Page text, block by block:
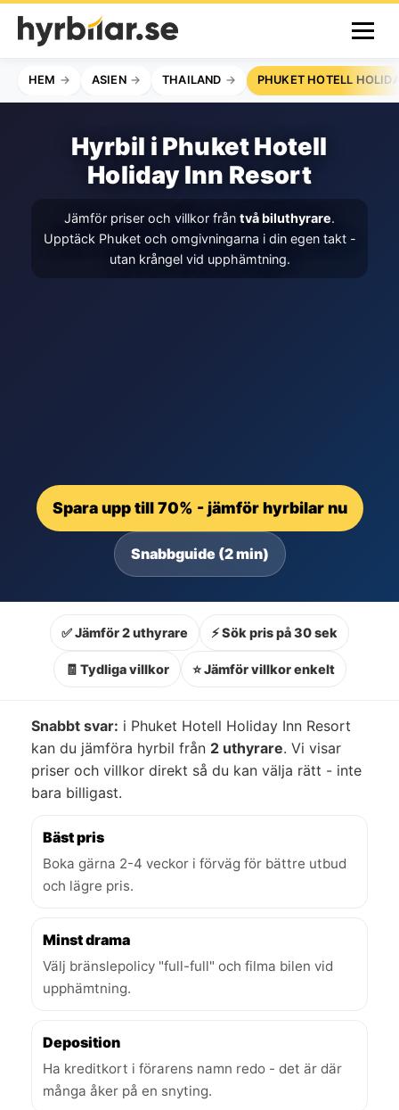
HEM ASIEN THAILAND PHUKET HOTELL
Hyrbil i Phuket Hotell
Holiday Inn Resort
Jämför priser och villkor från två biluthyrare.
Upptäck Phuket och omgivningarna i din egen takt -
utan krångel vid upphämtning.
Spara upp till 70% - jämför hyrbilar nu
Snabbguide (2 min)
✅ Jämför 2 uthyrare ⚡ Sök pris på 30 sek
🧾 Tydliga villkor ⭐ Jämför villkor enkelt
Snabbt svar: i Phuket Hotell Holiday Inn Resort
kan du jämföra hyrbil från 2 uthyrare. Vi visar
priser och villkor direkt så du kan välja rätt - inte
bara billigast.
Bäst pris
Boka gärna 2-4 veckor i förväg för bättre utbud
och lägre pris.
Minst drama
Välj bränslepolicy "full-full" och filma bilen vid
upphämtning.
Deposition
Ha kreditkort i förarens namn redo - det är där
många åker på en snyting.